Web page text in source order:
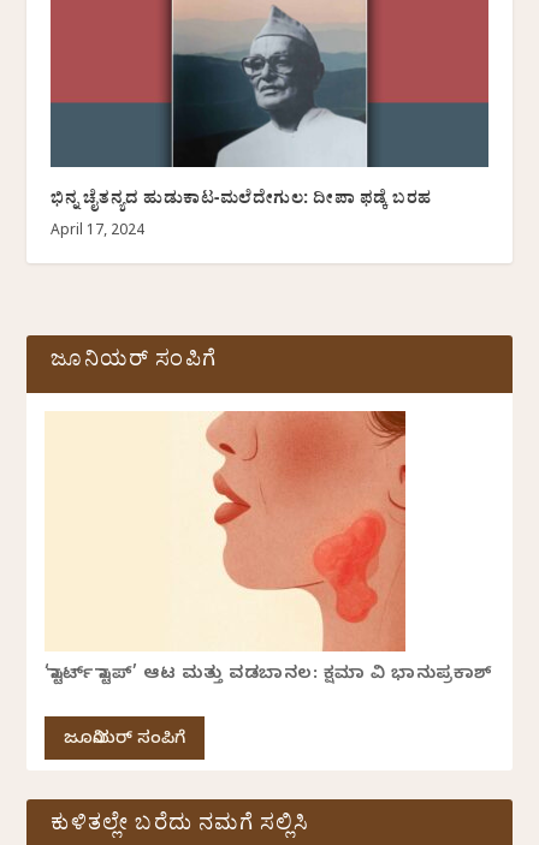
ಭಿನ್ನ ಚೈತನ್ಯದ ಹುಡುಕಾಟ-ಮಲೆದೇಗುಲ: ದೀಪಾ ಫಡ್ಕೆ ಬರಹ
April 17, 2024
ಜೂನಿಯರ್ ಸಂಪಿಗೆ
‘ಸ್ಟಾರ್ಟ್ ಸ್ಟಾಪ್’ ಆಟ ಮತ್ತು ವಡಬಾನಲ: ಕ್ಷಮಾ ವಿ ಭಾನುಪ್ರಕಾಶ್
ಜೂನಿಯರ್ ಸಂಪಿಗೆ
ಕುಳಿತಲ್ಲೇ ಬರೆದು ನಮಗೆ ಸಲ್ಲಿಸಿ